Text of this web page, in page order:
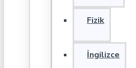
Fizik
İngilizce